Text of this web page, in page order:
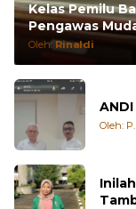
Kelas Pemilu
Pengawas
Oleh: Rinaldi
Oleh: